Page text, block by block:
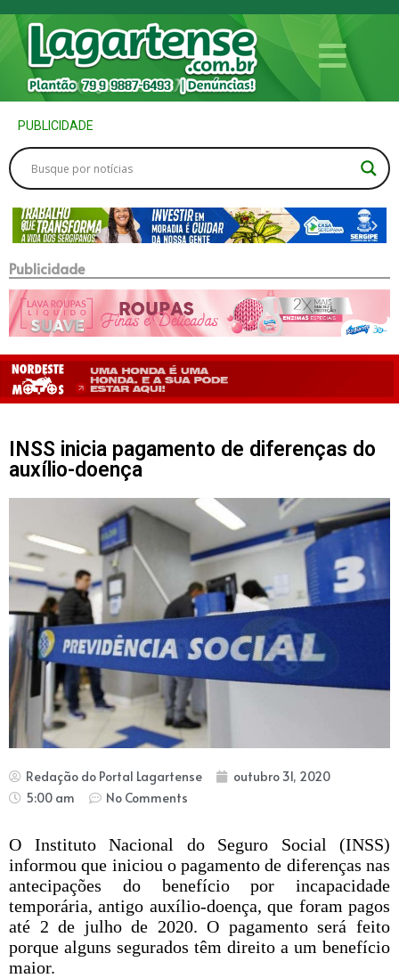
PUBLICIDADE
Publicidade
INSS inicia pagamento de diferenças do
auxílio-doença
Redação do Portal Lagartense
outubro 31, 2020
5:00 am
No Comments
O Instituto Nacional do Seguro Social (INSS)
informou que iniciou o pagamento de diferenças nas
antecipações do benefício por incapacidade
temporária, antigo auxílio-doença, que foram pagos
até 2 de julho de 2020. O pagamento será feito
porque alguns segurados têm direito a um benefício
maior.